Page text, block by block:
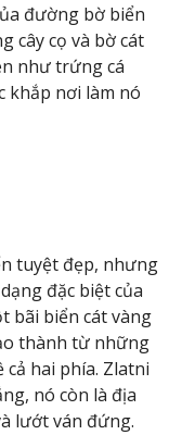
đường bờ biển
cây cọ và bờ cát
như trứng cá
khắp nơi làm nó
tuyệt đẹp, nhưng
đặc biệt của
bãi biển cát vàng
thành từ những
hai phía. Zlatni
nó còn là địa
lướt ván đứng.